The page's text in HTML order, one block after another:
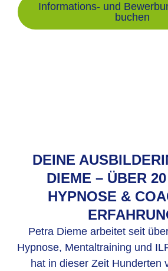
Informations- und
buchen
DEINE
DIEME – ÜBER
HYPNOSE &
Petra Dieme arbeitet seit
Hypnose, Mentaltraining und
hat in dieser Zeit Hunderten